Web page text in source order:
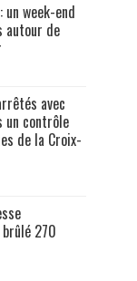
un week-end
autour de
avec
un contrôle
de la Croix-
270